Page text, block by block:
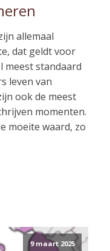
allemaal
dat geldt voor
meest standaard
leven van
ook de meest
momenten.
moeite waard, zo
9 maart 2025